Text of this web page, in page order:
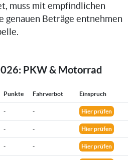
muss mit empfindlichen
genauen Beträge entnehmen
PKW & Motorrad
Punkte Fahrverbot Einspruch
- - Hier prüfen
- - Hier prüfen
- - Hier prüfen